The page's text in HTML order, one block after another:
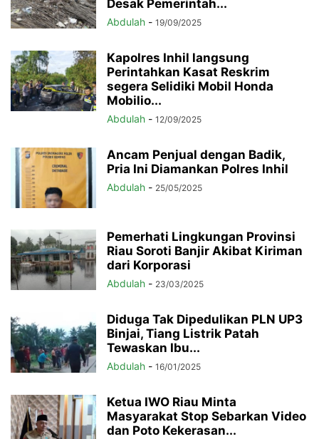
Desak Pemerintah...
Abdulah - 19/09/2025
Kapolres Inhil langsung
Perintahkan Kasat Reskrim
segera Selidiki Mobil Honda
Mobilio...
Abdulah - 12/09/2025
Ancam Penjual dengan Badik,
Pria Ini Diamankan Polres Inhil
Abdulah - 25/05/2025
Pemerhati Lingkungan Provinsi
Riau Soroti Banjir Akibat Kiriman
dari Korporasi
Abdulah - 23/03/2025
Diduga Tak Dipedulikan PLN UP3
Binjai, Tiang Listrik Patah
Tewaskan Ibu...
Abdulah - 16/01/2025
Ketua IWO Riau Minta
Masyarakat Stop Sebarkan Video
dan Poto Kekerasan...